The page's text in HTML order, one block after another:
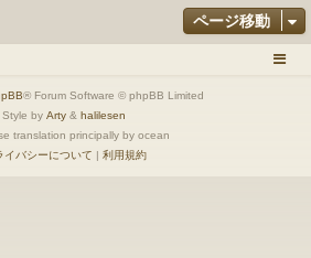
ページ移動
® Forum Software © phpBB Limited
Style by Arty & halilesen
translation principally by ocean
イバシーについて | 利用規約